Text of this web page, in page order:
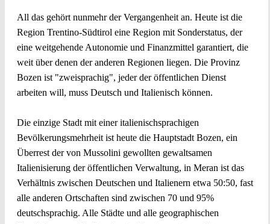
All das gehört nunmehr der Vergangenheit an. Heute ist die
Region Trentino-Südtirol eine Region mit Sonderstatus, der
eine weitgehende Autonomie und Finanzmittel garantiert, die
weit über denen der anderen Regionen liegen. Die Provinz
Bozen ist "zweisprachig", jeder der öffentlichen Dienst
arbeiten will, muss Deutsch und Italienisch können.
Die einzige Stadt mit einer italienischsprachigen
Bevölkerungsmehrheit ist heute die Hauptstadt Bozen, ein
Überrest der von Mussolini gewollten gewaltsamen
Italienisierung der öffentlichen Verwaltung, in Meran ist das
Verhältnis zwischen Deutschen und Italienern etwa 50:50, fast
alle anderen Ortschaften sind zwischen 70 und 95%
deutschsprachig. Alle Städte und alle geographischen